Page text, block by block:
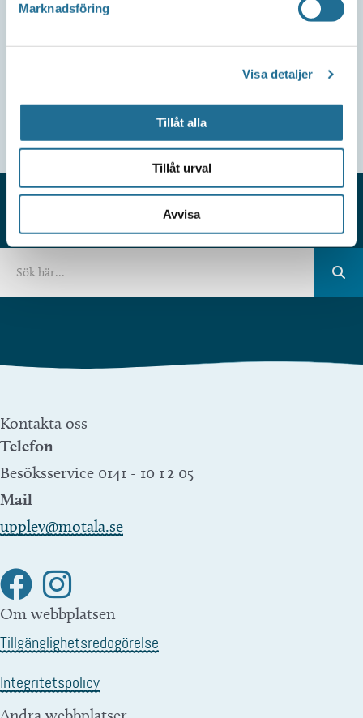
Marknadsföring
Visa detaljer
Tillåt alla
Tillåt urval
Avvisa
HITTAR DU INTE VAD DU SÖKER?
Kontakta oss
Telefon
Besöksservice 0141 - 10 1 2 05
Mail
upplev@motala.se
Om webbplatsen
Tillgänglighetsredogörelse
Integritetspolicy